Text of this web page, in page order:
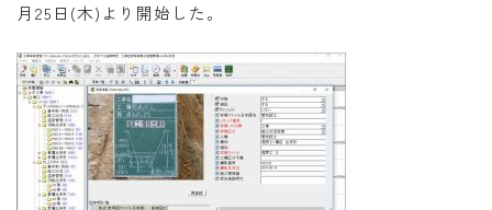
月25日(木)より開始した。